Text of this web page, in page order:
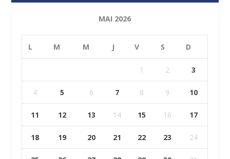
MAI 2026
L M M J V S D
1 2 3
4 5 6 7 8 9 10
11 12 13 14 15 16 17
18 19 20 21 22 23 24